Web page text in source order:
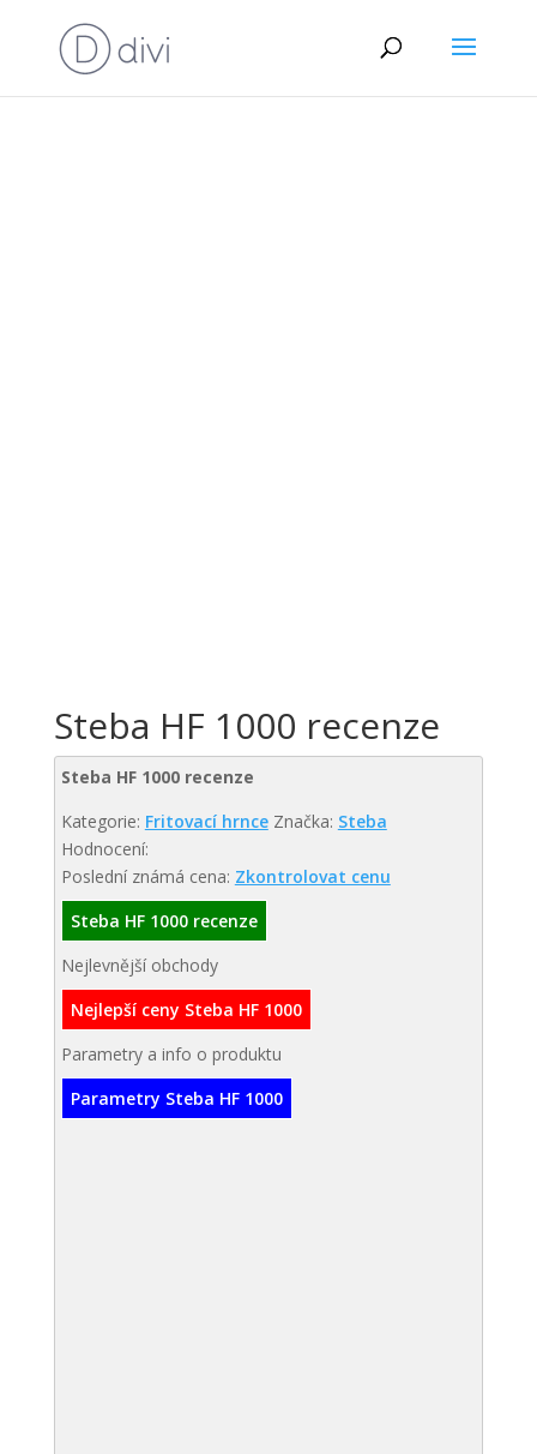
Steba HF 1000 recenze
Steba HF 1000 recenze
Kategorie: Fritovací hrnce Značka: Steba
Hodnocení:
Poslední známá cena: Zkontrolovat cenu
Steba HF 1000 recenze
Nejlevnější obchody
Nejlepší ceny Steba HF 1000
Parametry a info o produktu
Parametry Steba HF 1000